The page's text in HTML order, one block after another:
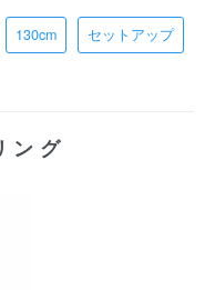
130cm セットアップ
ング